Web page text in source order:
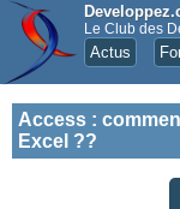
Le Club des
Actus
Access :
Excel ??